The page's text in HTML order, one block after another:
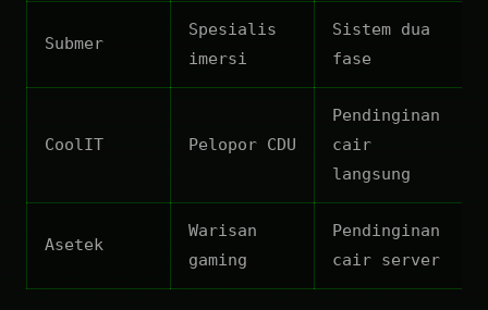
Submer
Spesialis
imersi
Sistem dua
fase
CoolIT Pelopor CDU
Pendinginan
cair
langsung
Asetek
Warisan
gaming
Pendinginan
cair server